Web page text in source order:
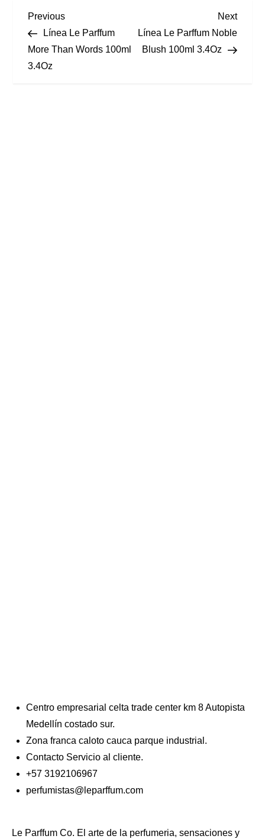
Previous
Línea Le Parffum
More Than Words 100ml
3.4Oz
Next
Línea Le Parffum Noble
Blush 100ml 3.4Oz
Centro empresarial celta trade center km 8 Autopista
Medellín costado sur.
Zona franca caloto cauca parque industrial.
Contacto Servicio al cliente.
+57 3192106967
perfumistas@leparffum.com
Le Parffum Co. El arte de la perfumeria, sensaciones y